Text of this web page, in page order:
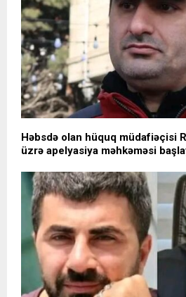
Həbsdə olan hüquq müdafiəçisi
üzrə apelyasiya məhkəməsi